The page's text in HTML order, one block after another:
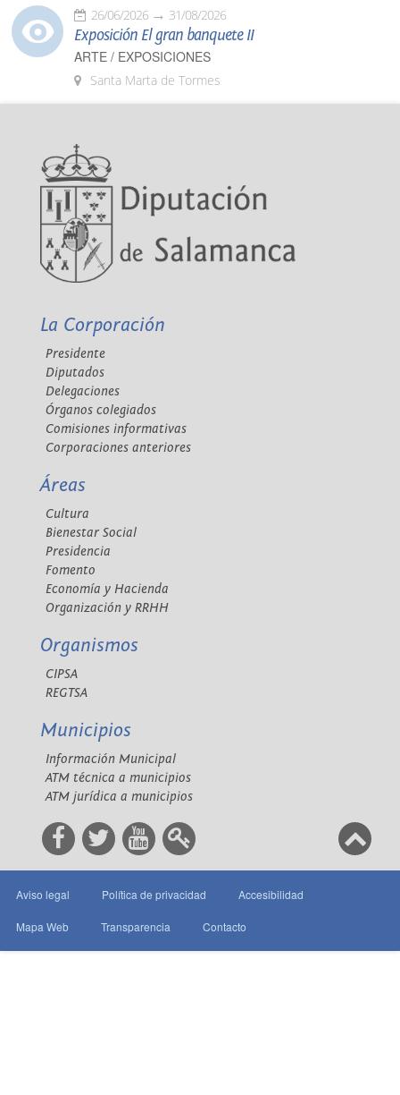
26/06/2026 31/08/2026
Exposición El gran banquete II
ARTE / EXPOSICIONES
Santa Marta de Tormes
La Corporación
Presidente
Diputados
Delegaciones
Órganos colegiados
Comisiones informativas
Corporaciones anteriores
Áreas
Cultura
Bienestar Social
Presidencia
Fomento
Economía y Hacienda
Organización y RRHH
Organismos
CIPSA
REGTSA
Municipios
Información Municipal
ATM técnica a municipios
ATM jurídica a municipios
Aviso legal Política de privacidad Accesibilidad
Mapa Web Transparencia Contacto